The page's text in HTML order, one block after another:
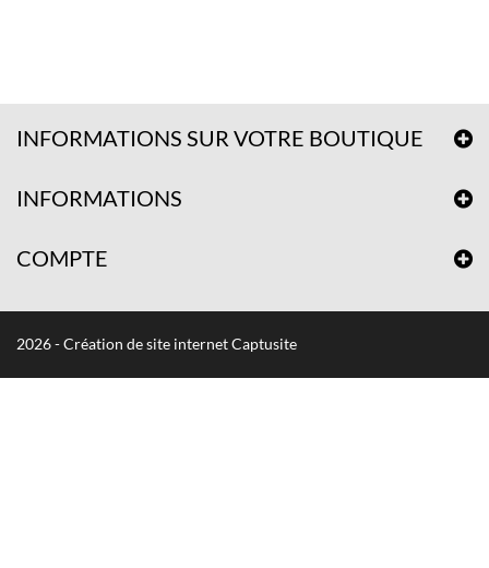
INFORMATIONS SUR VOTRE BOUTIQUE
INFORMATIONS
COMPTE
2026 - Création de site internet Captusite